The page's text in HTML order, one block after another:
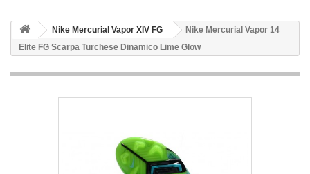
Nike Mercurial Vapor XIV FG
Nike Mercurial Vapor 14
Elite FG Scarpa Turchese Dinamico Lime Glow